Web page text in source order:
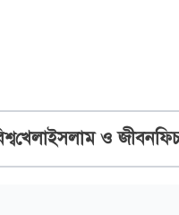
খেলাইসলাম ও জীবন